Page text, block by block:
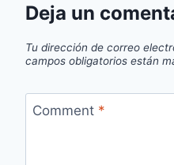
Deja un
Tu dirección de correo
campos obligatorios están
Comment *